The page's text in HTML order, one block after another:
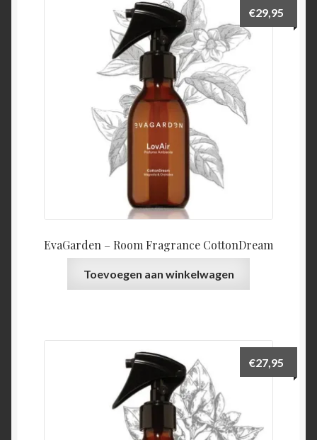
EvaGarden – Room Fragrance CottonDream
€29,95
Toevoegen aan winkelwagen
€27,95